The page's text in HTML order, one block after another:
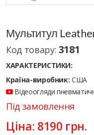
Мультитул
Код товару: 3181
ХАРАКТЕРИСТИКИ:
Країна-виробник: США
Відеоогляди
Під замовлення
Ціна: 8190 грн.